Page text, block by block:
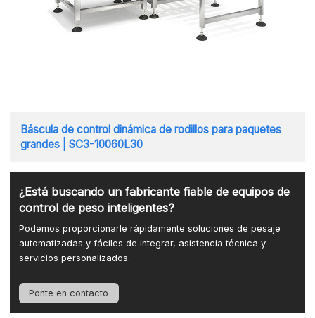
Báscula de control dinámica de rodillos para paquetes
grandes | SC3-10060L30
¿Está buscando un fabricante fiable de equipos de
control de peso inteligentes?
Podemos proporcionarle rápidamente soluciones de pesaje
automatizadas y fáciles de integrar, asistencia técnica y
servicios personalizados.
Ponte en contacto